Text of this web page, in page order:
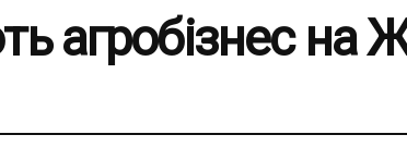
агробізнес на